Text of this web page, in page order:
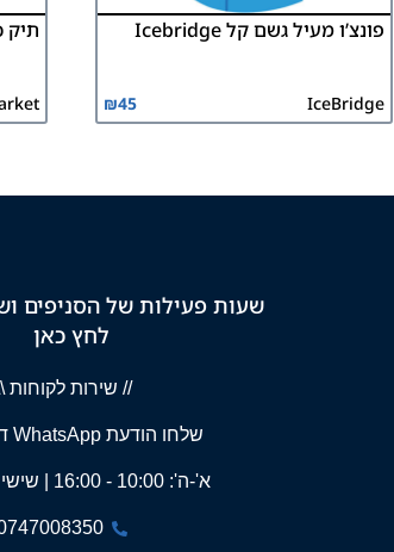
פונצ’ו מעיל גשם קל Icebridge
IceBridge
₪45
תיק
שעות פעילות של הסניפים
לחץ כאן
// שירות לקוחות
שלחו הודעת WhatsApp דרך האתר
א'-ה': 10:00 - 16:00 | שישי שבת סגור